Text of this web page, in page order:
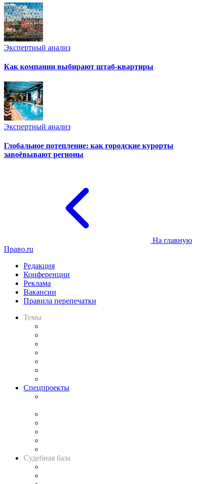
Экспертный анализ
Как компании выбирают штаб-квартиры
Экспертный анализ
Глобальное потепление: как городские курорты
завоёвывают регионы
На главную
Право.ru
Редакция
Конференции
Реклама
Вакансии
Правила перепечатки
Темы
Спецпроекты
Судебная база